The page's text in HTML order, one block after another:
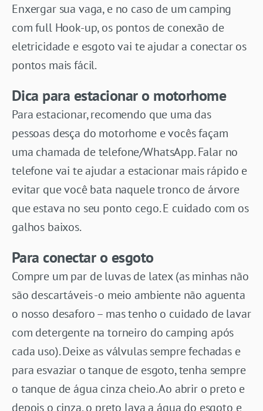
Enxergar sua vaga, e no caso de um camping
com full Hook-up, os pontos de conexão de
eletricidade e esgoto vai te ajudar a conectar os
pontos mais fácil.
Dica para estacionar o motorhome
Para estacionar, recomendo que uma das
pessoas desça do motorhome e vocês façam
uma chamada de telefone/WhatsApp. Falar no
telefone vai te ajudar a estacionar mais rápido e
evitar que você bata naquele tronco de árvore
que estava no seu ponto cego. E cuidado com os
galhos baixos.
Para conectar o esgoto
Compre um par de luvas de latex (as minhas não
são descartáveis -o meio ambiente não aguenta
o nosso desaforo – mas tenho o cuidado de lavar
com detergente na torneiro do camping após
cada uso). Deixe as válvulas sempre fechadas e
para esvaziar o tanque de esgoto, tenha sempre
o tanque de água cinza cheio. Ao abrir o preto e
depois o cinza, o preto lava a água do esgoto e